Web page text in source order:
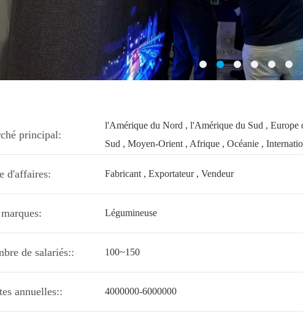
principal:
l'Amérique du Nord , l'Amérique du Sud , Europe
Sud , Moyen-Orient , Afrique , Océanie ,
d'affaires: Fabricant , Exportateur , Vendeur
Légumineuse
de salariés:: 100~150
annuelles:: 4000000-6000000